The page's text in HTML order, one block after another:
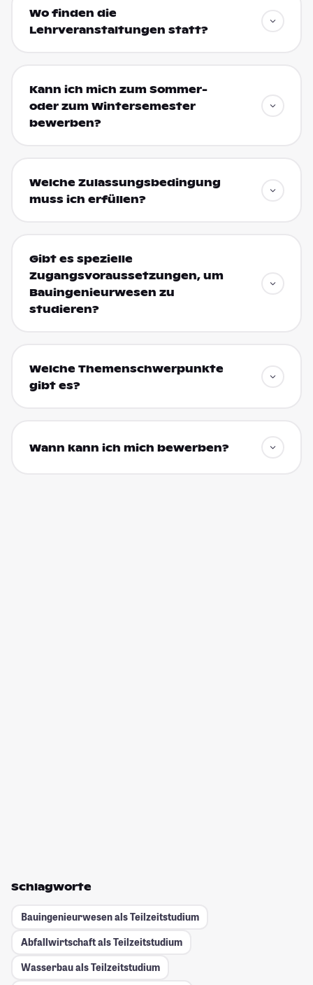
Wo finden die
Lehrveranstaltungen statt?
Kann ich mich zum Sommer-
oder zum Wintersemester
bewerben?
Welche Zulassungsbedingung
muss ich erfüllen?
Gibt es spezielle
Zugangsvoraussetzungen, um
Bauingenieurwesen zu
studieren?
Welche Themenschwerpunkte
gibt es?
Wann kann ich mich bewerben?
Schlagworte
Bauingenieurwesen als Teilzeitstudium
Abfallwirtschaft als Teilzeitstudium
Wasserbau als Teilzeitstudium